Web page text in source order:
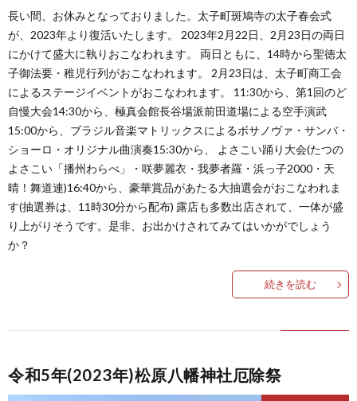
長い間、お休みとなっておりました。太子町斑鳩寺の太子春会式
が、2023年より復活いたします。 2023年2月22日、2月23日の両日
にかけて盛大に執りおこなわれます。 両日ともに、14時から聖徳太
子御法要・稚児行列がおこなわれます。 2月23日は、太子町商工会
によるステージイベントがおこなわれます。 11:30から、第1回のど
自慢大会14:30から、極真会館長谷場派前田道場による空手演武
15:00から、ブラジル音楽マトリックスによるボサノヴァ・サンバ・
ショーロ・オリジナル曲演奏15:30から、 よさこい踊り大会(たつの
よさこい「播州わらべ」・咲夢麗衣・我夢者羅・浜っ子2000・天
晴！舞道連)16:40から、豪華賞品があたる大抽選会がおこなわれま
す(抽選券は、11時30分から配布) 露店も多数出店されて、一体が盛
り上がりそうです。是非、お出かけされてみてはいかがでしょう
か？
続きを読む
令和5年(2023年)松原八幡神社厄除祭